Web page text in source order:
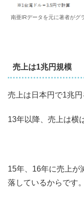
南亜IRデータを元に著者がグ
売上は1兆円規模
売上は日本円で1兆円
13年以降、売上は横
15年、16年に売上が
落しているからです。